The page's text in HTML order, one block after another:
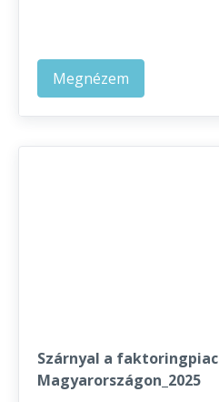
Megnézem
Szárnyal a faktoringpiac
Magyarországon_2025